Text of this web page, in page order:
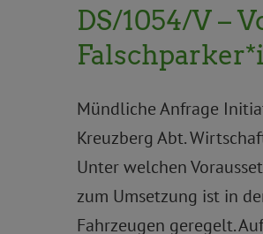
DS/1054/V –
Mündliche Anfrage
Kreuzberg Abt.
Unter welchen
zum Umsetzung ist in
Fahrzeugen geregelt.